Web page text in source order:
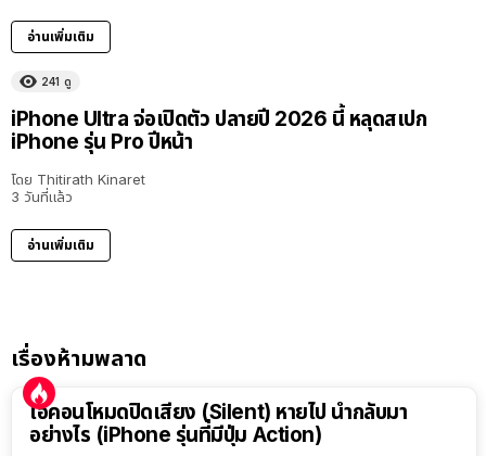
อ่านเพิ่มเติม
241 ดู
iPhone Ultra จ่อเปิดตัว ปลายปี 2026 นี้ หลุดสเปก
iPhone รุ่น Pro ปีหน้า
โดย Thitirath Kinaret
3 วันที่แล้ว
อ่านเพิ่มเติม
เรื่องห้ามพลาด
ไอคอนโหมดปิดเสียง (Silent) หายไป นำกลับมา
อย่างไร (iPhone รุ่นที่มีปุ่ม Action)